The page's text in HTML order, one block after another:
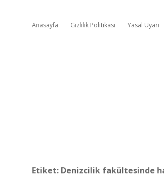
Anasayfa Gizlilik Politikası Yasal Uyarı
Etiket: Denizcilik fakültesinde